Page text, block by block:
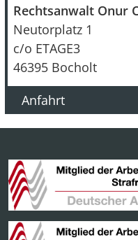
Rechtsanwalt Onur
Neutorplatz 1
c/o ETAGE3
46395 Bocholt
Anfahrt